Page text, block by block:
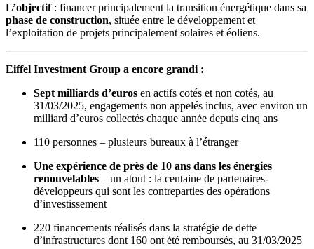
L’objectif : financer principalement la transition énergétique dans sa
phase de construction, située entre le développement et
l’exploitation de projets principalement solaires et éoliens.
Eiffel Investment Group a encore grandi :
Sept milliards d’euros en actifs cotés et non cotés, au
31/03/2025, engagements non appelés inclus, avec environ un
milliard d’euros collectés chaque année depuis cinq ans
110 personnes – plusieurs bureaux à l’étranger
Une expérience de près de 10 ans dans les énergies
renouvelables – un atout : la centaine de partenaires-
développeurs qui sont les contreparties des opérations
d’investissement
220 financements réalisés dans la stratégie de dette
d’infrastructures dont 160 ont été remboursés, au 31/03/2025